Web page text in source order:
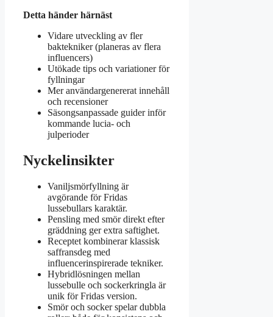
Detta händer härnäst
Vidare utveckling av fler
baktekniker (planeras av flera
influencers)
Utökade tips och variationer för
fyllningar
Mer användargenererat innehåll
och recensioner
Säsongsanpassade guider inför
kommande lucia- och
julperioder
Nyckelinsikter
Vaniljsmörfyllning är
avgörande för Fridas
lussebullars karaktär.
Pensling med smör direkt efter
gräddning ger extra saftighet.
Receptet kombinerar klassisk
saffransdeg med
influencerinspirerade tekniker.
Hybridlösningen mellan
lussebulle och sockerkringla är
unik för Fridas version.
Smör och socker spelar dubbla